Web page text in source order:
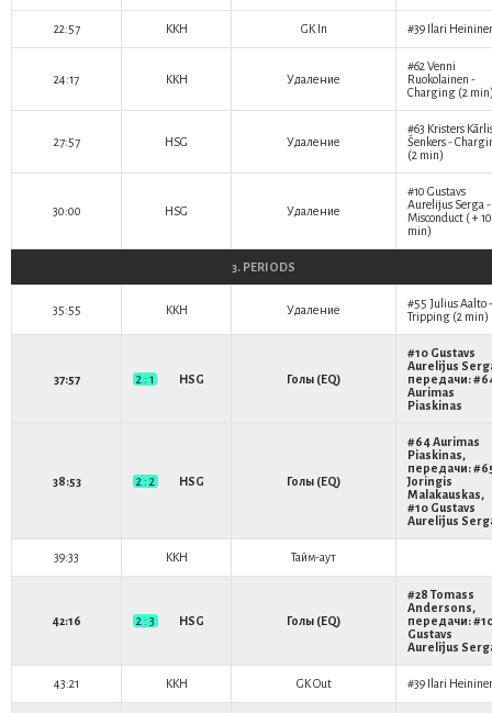
22:57 KKH GK In #39 Ilari
24:17 KKH Удаление
#62 Venni
Ruokolainen -
Charging (2
27:57 HSG Удаление
#63 Kristers
Šenkers-
(2 min)
30:00 HSG Удаление
#10 Gustavs
Aurelijus Serga -
Misconduct ( + 10
min)
3. PERIODS
35:55 KKH Удаление #55 Julius Aalto-
Tripping (2 min)
37:57 2 : 1 HSG Голы (EQ)
#10 Gustavs
Aurelijus
передачи:
Aurimas
Piaskinas
38:53 2 : 2 HSG Голы (EQ)
#64Aurimas
Piaskinas,
передачи:
Joringis
Malakauskas,
#10 Gustavs
Aurelijus
39:33 KKH Тайм-аут
42:16 2 : 3 HSG Голы (EQ)
#28 Tomass
Andersons,
передачи:
Gustavs
Aurelijus
43:21 KKH GK Out #39 Ilari